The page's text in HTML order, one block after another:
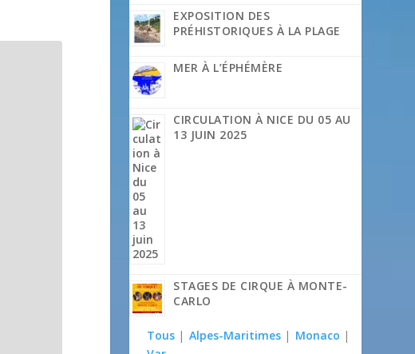
EXPOSITION DES
PRÉHISTORIQUES À LA PLAGE
MER À L’ÉPHÉMÈRE
CIRCULATION À NICE DU 05 AU
13 JUIN 2025
STAGES DE CIRQUE À MONTE-
CARLO
Tous | Alpes-Maritimes | Monaco |